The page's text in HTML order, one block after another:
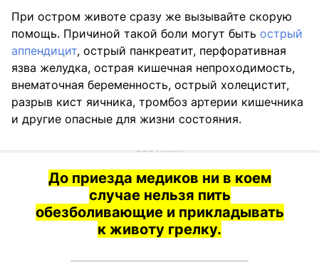
При остром животе сразу же вызывайте скорую
помощь. Причиной такой боли могут быть острый
аппендицит, острый панкреатит, перфоративная
язва желудка, острая кишечная непроходимость,
внематочная беременность, острый холецистит,
разрыв кист яичника, тромбоз артерии кишечника
и другие опасные для жизни состояния.
До приезда медиков ни в коем
случае нельзя пить
обезболивающие и прикладывать
к животу грелку.